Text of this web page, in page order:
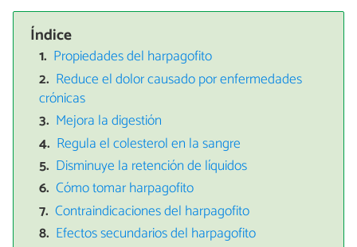
Índice
Propiedades del harpagofito
Reduce el dolor causado por enfermedades
crónicas
Mejora la digestión
Regula el colesterol en la sangre
Disminuye la retención de líquidos
Cómo tomar harpagofito
Contraindicaciones del harpagofito
Efectos secundarios del harpagofito